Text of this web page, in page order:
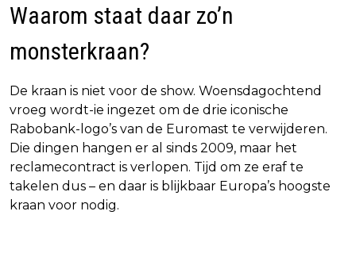
Waarom staat daar zo’n
monsterkraan?
De kraan is niet voor de show. Woensdagochtend
vroeg wordt-ie ingezet om de drie iconische
Rabobank-logo’s van de Euromast te verwijderen.
Die dingen hangen er al sinds 2009, maar het
reclamecontract is verlopen. Tijd om ze eraf te
takelen dus – en daar is blijkbaar Europa’s hoogste
kraan voor nodig.